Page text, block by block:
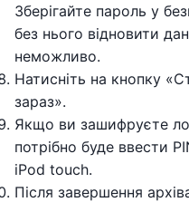
Зберігайте пароль у
без нього відновити
неможливо.
Натисніть на кнопку
зараз».
Якщо ви зашифруєте
потрібно буде ввести
iPod touch.
Після завершення